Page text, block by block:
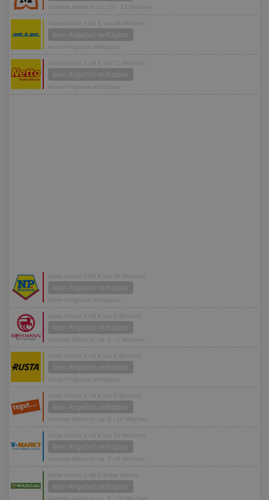
nächste Aktion in ca. 12 - 13 Wochen
letzte Aktion 0,99 € vor 36 Wochen
kein Angebot verfügbar
keine Prognose verfügbar
letzte Aktion 1,49 € vor 71 Wochen
kein Angebot verfügbar
keine Prognose verfügbar
letzte Aktion 0,99 € vor 36 Wochen
kein Angebot verfügbar
keine Prognose verfügbar
letzte Aktion 1,49 € vor 3 Wochen
kein Angebot verfügbar
nächste Aktion in ca. 1 - 2 Wochen
letzte Aktion 1,49 € vor 6 Wochen
kein Angebot verfügbar
keine Prognose verfügbar
letzte Aktion 1,29 € vor 8 Wochen
kein Angebot verfügbar
nächste Aktion in ca. 9 - 10 Wochen
letzte Aktion 1,29 € vor 10 Wochen
kein Angebot verfügbar
nächste Aktion in ca. 7 - 8 Wochen
letzte Aktion 1,49 € letzte Woche
kein Angebot verfügbar
nächste Aktion in ca. 9 - 10 Wochen